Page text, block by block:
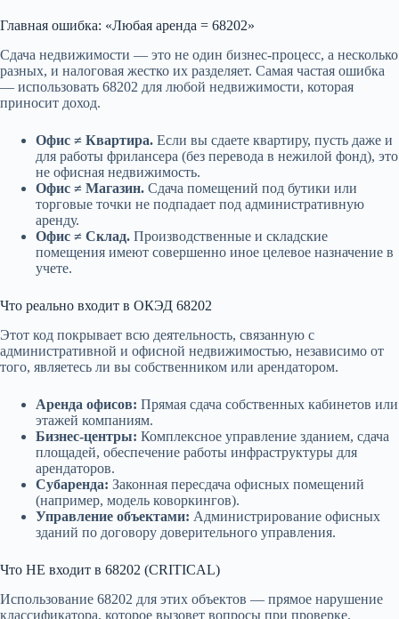
11
Не отдавайте свою прибыль в виде
штрафов
Главная ошибка: «Любая аренда = 68202»
Сдача недвижимости — это не один бизнес-процесс, а несколько
разных, и налоговая жестко их разделяет. Самая частая ошибка
— использовать 68202 для любой недвижимости, которая
приносит доход.
Офис ≠ Квартира. Если вы сдаете квартиру, пусть даже и
для работы фрилансера (без перевода в нежилой фонд), это
не офисная недвижимость.
Офис ≠ Магазин. Сдача помещений под бутики или
торговые точки не подпадает под административную
аренду.
Офис ≠ Склад. Производственные и складские
помещения имеют совершенно иное целевое назначение в
учете.
Что реально входит в ОКЭД 68202
Этот код покрывает всю деятельность, связанную с
административной и офисной недвижимостью, независимо от
того, являетесь ли вы собственником или арендатором.
Аренда офисов: Прямая сдача собственных кабинетов или
этажей компаниям.
Бизнес-центры: Комплексное управление зданием, сдача
площадей, обеспечение работы инфраструктуры для
арендаторов.
Субаренда: Законная пересдача офисных помещений
(например, модель коворкингов).
Управление объектами: Администрирование офисных
зданий по договору доверительного управления.
Что НЕ входит в 68202 (CRITICAL)
Использование 68202 для этих объектов — прямое нарушение
классификатора, которое вызовет вопросы при проверке.